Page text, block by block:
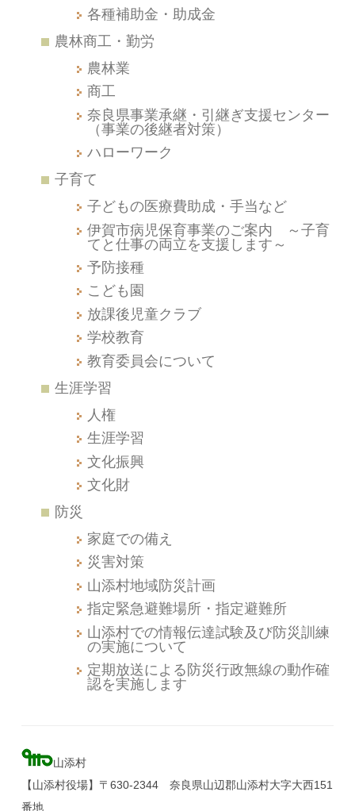
各種補助金・助成金
農林商工・勤労
農林業
商工
奈良県事業承継・引継ぎ支援センター
（事業の後継者対策）
ハローワーク
子育て
子どもの医療費助成・手当など
伊賀市病児保育事業のご案内 ～子育
てと仕事の両立を支援します～
予防接種
こども園
放課後児童クラブ
学校教育
教育委員会について
生涯学習
人権
生涯学習
文化振興
文化財
防災
家庭での備え
災害対策
山添村地域防災計画
指定緊急避難場所・指定避難所
山添村での情報伝達試験及び防災訓練
の実施について
定期放送による防災行政無線の動作確
認を実施します
山添村
【山添村役場】〒630-2344 奈良県山辺郡山添村大字大西151
番地